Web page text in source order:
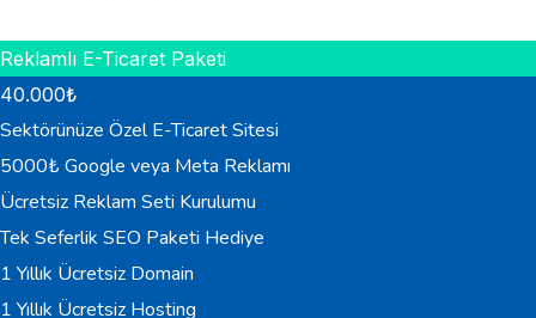
Reklamlı E-Ticaret Paketi
40.000₺
Sektörünüze Özel E-Ticaret Sitesi
5000₺ Google veya Meta Reklamı
Ücretsiz Reklam Seti Kurulumu
Tek Seferlik SEO Paketi Hediye
1 Yıllık Ücretsiz Domain
1 Yıllık Ücretsiz Hosting